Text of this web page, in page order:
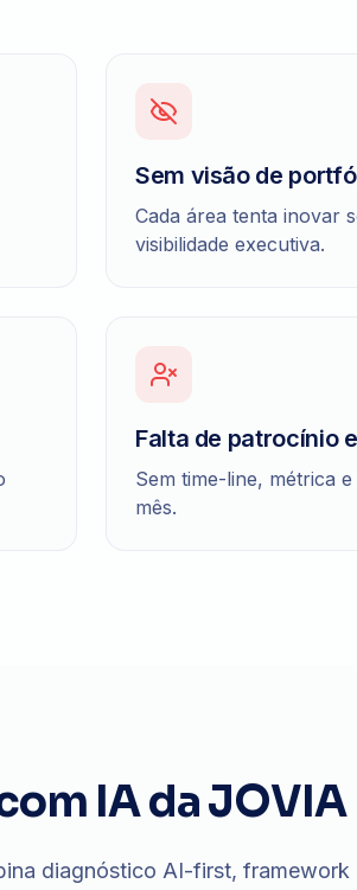
Sem visão de
Cada área tenta inovar
visibilidade executiva.
Falta de patrocínio
Sem time-line, métrica
mês.
IA da JOVIA
diagnóstico AI-first, framework